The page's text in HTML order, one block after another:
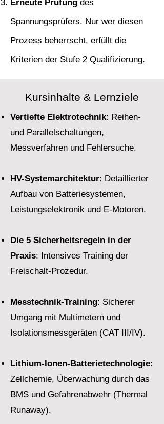
Erneute Prüfung des
Spannungsprüfers. Nur wer diesen
Prozess beherrscht, erfüllt die
Kriterien der Stufe 2 Qualifizierung.
Kursinhalte & Lernziele
Vertiefte Elektrotechnik: Reihen-
und Parallelschaltungen,
Messverfahren und Fehlersuche.
HV-Systemarchitektur: Detaillierter
Aufbau von Batteriesystemen,
Leistungselektronik und E-Motoren.
Die 5 Sicherheitsregeln in der
Praxis: Intensives Training der
Freischalt-Prozedur.
Messtechnik-Training: Sicherer
Umgang mit Multimetern und
Isolationsmessgeräten (CAT III/IV).
Lithium-Ionen-Batterietechnologie:
Zellchemie, Überwachung durch das
BMS und Gefahrenabwehr (Thermal
Runaway).